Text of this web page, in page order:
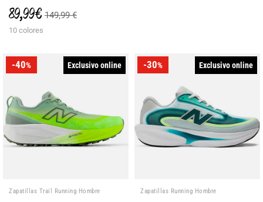
89,99 € 149,99 €
10 colores
-40% Exclusivo online
Zapatillas Trail Running Hombre
-30% Exclusivo online
Zapatillas Running Hombre